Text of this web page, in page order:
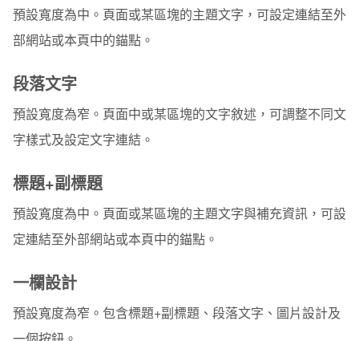
預設寬度為中。頁面或某區塊的主題文字，可設定連結至外
部網站或本頁中的錨點。
段落文字
預設寬度為窄。頁面中或某區塊的文字敘述，可調整不同文
字樣式及設定文字連結。
標題+副標題
預設寬度為中。頁面或某區塊的主題文字與補充資訊，可設
定連結至外部網站或本頁中的錨點。
一欄設計
預設寬度為窄。包含標題+副標題、段落文字、圖片設計及